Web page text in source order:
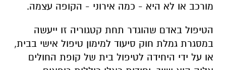
מורכב או לא היא - כמה אירוני - הקופה עצמה.
הטיפול באדם שהוגדר תחת קטגוריה זו ייעשה
במסגרת גמלת חוק סיעוד למימון טיפול אישי בבית,
או על ידי היחידה לטיפול בית של קופת החולים